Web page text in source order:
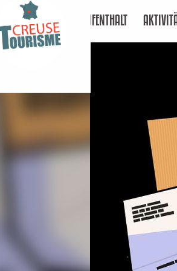
AUFENTHALT